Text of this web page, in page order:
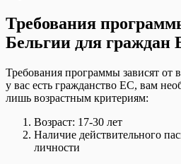
Требования
Бельгии для граждан
Требования программы зависят от
у вас есть гражданство ЕС, вам
лишь возрастным критериям:
Возраст: 17-30 лет
Наличие действительного
личности